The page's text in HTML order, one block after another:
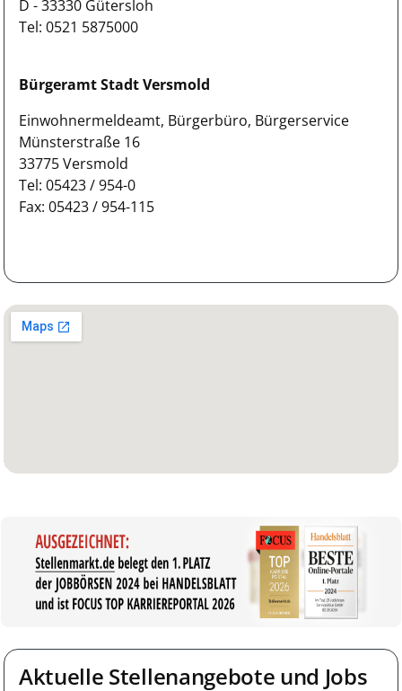
D - 33330 Gütersloh
Tel: 0521 5875000
Bürgeramt Stadt Versmold
Einwohnermeldeamt, Bürgerbüro, Bürgerservice
Münsterstraße 16
33775 Versmold
Tel: 05423 / 954-0
Fax: 05423 / 954-115
Aktuelle Stellenangebote und Jobs